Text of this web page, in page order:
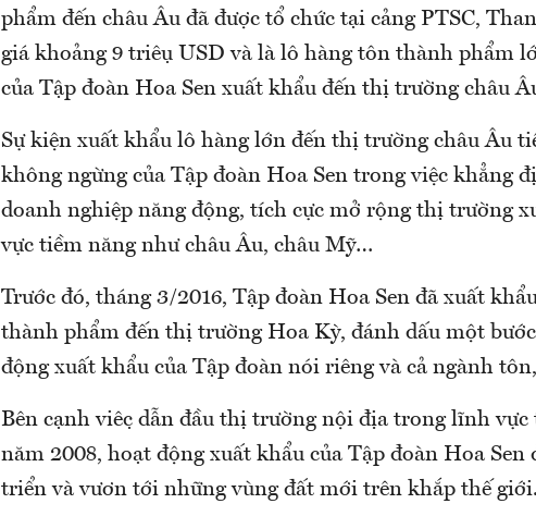
phẩm đến châu Âu đã được tổ chức tại cảng PTSC,
giá khoảng 9 triệu USD và là lô hàng tôn thành phẩm
của Tập đoàn Hoa Sen xuất khẩu đến thị trường châu
Sự kiện xuất khẩu lô hàng lớn đến thị trường châu Âu
không ngừng của Tập đoàn Hoa Sen trong việc khẳng
doanh nghiệp năng động, tích cực mở rộng thị trường
vực tiềm năng như châu Âu, châu Mỹ…
Trước đó, tháng 3/2016, Tập đoàn Hoa Sen đã xuất
thành phẩm đến thị trường Hoa Kỳ, đánh dấu một
động xuất khẩu của Tập đoàn nói riêng và cả ngành
Bên cạnh việc dẫn đầu thị trường nội địa trong lĩnh vực
năm 2008, hoạt động xuất khẩu của Tập đoàn Hoa Sen
triển và vươn tới những vùng đất mới trên khắp thế giới.